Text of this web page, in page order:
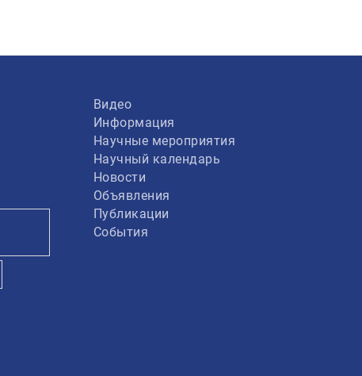
Видео
Информация
Научные мероприятия
Научный календарь
Новости
Объявления
Публикации
События